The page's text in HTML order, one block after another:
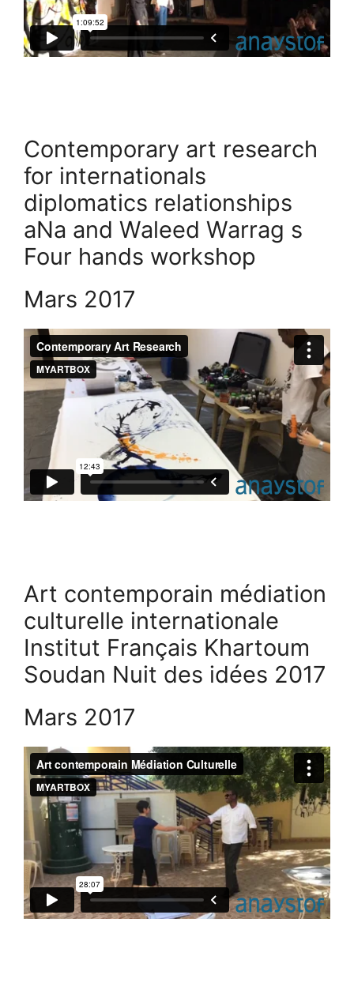
Contemporary art research
for internationals
diplomatics relationships
aNa and Waleed Warrag s
Four hands workshop
Mars 2017
Art contemporain médiation
culturelle internationale
Institut Français Khartoum
Soudan Nuit des idées 2017
Mars 2017